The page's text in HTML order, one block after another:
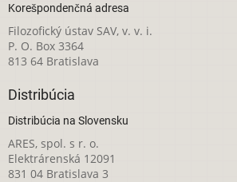
Korešpondenčná adresa
Filozofický ústav SAV, v. v. i.
P. O. Box 3364
813 64 Bratislava
Distribúcia
Distribúcia na Slovensku
ARES, spol. s r. o.
Elektrárenská 12091
831 04 Bratislava 3